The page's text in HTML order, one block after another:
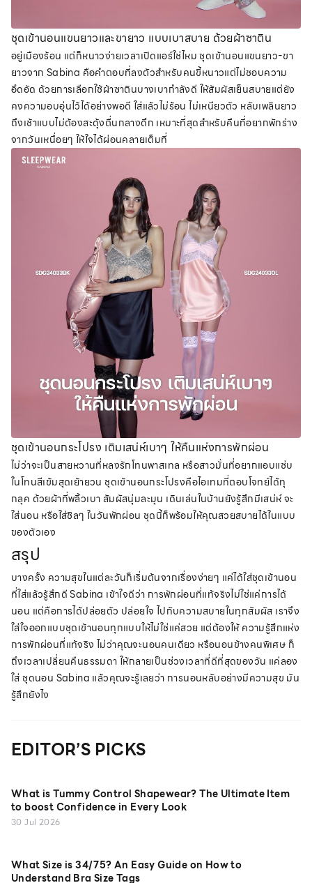
ชุดเข้านอนแขนยาวและขายาว แบบเบาสบาย ด้วยผ้าซาติน
อยู่เมืองร้อน แต่ก็หนาวง่ายเวลาเปิดแอร์ใช่ไหม ชุดเข้านอนแขนยาว-ขา
ยาวจาก Sabina คือคำตอบที่ลงตัวสำหรับคนขี้หนาวแต่ไม่ชอบความ
อึดอัด ด้วยการเลือกใช้ผ้าซาตินบางเบากำลังดี ให้สัมผัสเย็นสบายแต่ยัง
คงความอบอุ่นไว้ได้อย่างพอดี ใส่แล้วไม่ร้อน ไม่เหนียวตัว หลับเพลินยาว
ถึงเช้าแบบไม่ต้องสะดุ้งตื่นกลางดึก เหมาะที่สุดสำหรับคืนที่อยากพักร่าง
จากวันเหนื่อยๆ ให้ใจได้ผ่อนคลายเต็มที่
ชุดเข้านอนกระโปรง เติมเสน่ห์เบาๆ ให้คืนแห่งการพักผ่อน
ไม่ว่าจะเป็นสายหวานที่หลงรักโทนพาสเทล หรือสาวมั่นที่อยากแอบแซ่บ
ในโทนสีเข้มสุดเย้ายวน ชุดเข้านอนกระโปรงคือไอเทมที่ตอบโจทย์ได้ทุ
กลุค ด้วยผ้าที่พลิ้วเบา สัมผัสนุ่มละมุน เดินเล่นในบ้านยังรู้สึกมีเสน่ห์ จะ
ใส่นอน หรือใส่ชิลๆ ในวันพักผ่อน ชุดนี้ก็พร้อมให้คุณสวยสบายได้ในแบบ
ของตัวเอง
สรุป
บางครั้ง ความสุขในแต่ละวันก็เริ่มต้นจากเรื่องง่ายๆ แค่ได้ใส่ชุดเข้านอน
ที่ใส่แล้วรู้สึกดี Sabina เข้าใจดีว่า การพักผ่อนที่แท้จริงไม่ใช่แค่การได้
นอน แต่คือการได้ปล่อยตัว ปล่อยใจ ไปกับความสบายในทุกสัมผัส เราจึง
ใส่ใจออกแบบชุดเข้านอนทุกแบบให้ไม่ใช่แค่สวย แต่ต้องให้ ความรู้สึกแห่ง
การพักผ่อนที่แท้จริง ไม่ว่าคุณจะนอนคนเดียว หรือนอนข้างคนพิเศษ ก็
ถึงเวลาเปลี่ยนคืนธรรมดา ให้กลายเป็นช่วงเวลาที่ดีที่สุดของวัน แค่ลอง
ใส่ ชุดนอน Sabina แล้วคุณจะรู้เลยว่า การนอนหลับอย่างมีความสุข มัน
รู้สึกยังไง
EDITOR’S PICKS
What is Tummy Control Shapewear? The Ultimate Item
to boost Confidence in Every Look
30 Jul 2026
What Size is 34/75? An Easy Guide on How to
Understand Bra Size Tags